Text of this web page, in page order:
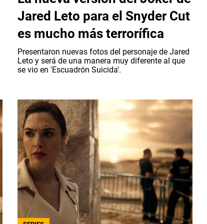
Jared Leto para el Snyder Cut
es mucho más terrorífica
Presentaron nuevas fotos del personaje de Jared
Leto y será de una manera muy diferente al que
se vio en 'Escuadrón Suicida'.